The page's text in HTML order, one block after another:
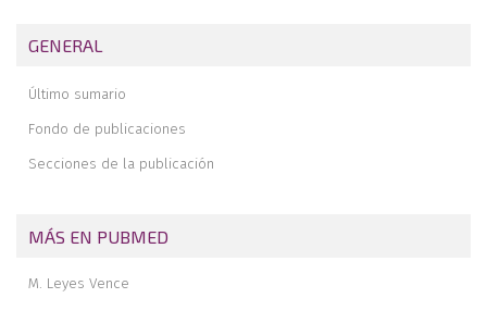
posicionamiento en silla de playa en cirugía artroscópica de
hombro. A propósito de un caso
Riesgo de lesión de la arteria geniculada externa durante la sutura
Instrucciones para el envío de fotografías para la cubierta de
REACA
GENERAL
Último sumario
Fondo de publicaciones
Secciones de la publicación
MÁS EN PUBMED
M. Leyes Vence